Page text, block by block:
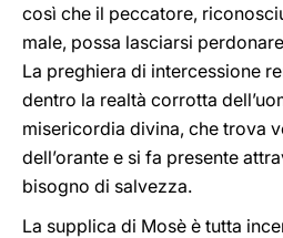
così che il peccatore,
male, possa lasciarsi
La preghiera di intercessione
dentro la realtà corrotta
misericordia divina, che trova
dell’orante e si fa presente
bisogno di salvezza.
La supplica di Mosè è tutta